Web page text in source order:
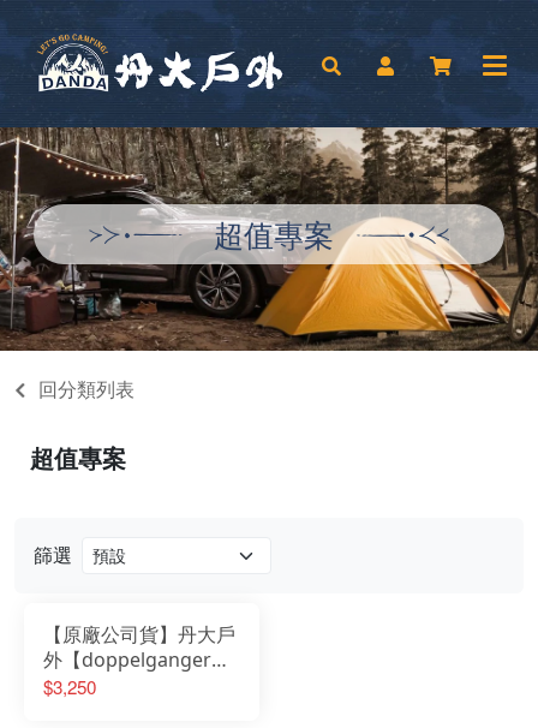
超值專案
回分類列表
篩選
【原廠公司貨】丹大戶
外【doppelganger】
日本營舞者225*220小
$3,250
超值專案